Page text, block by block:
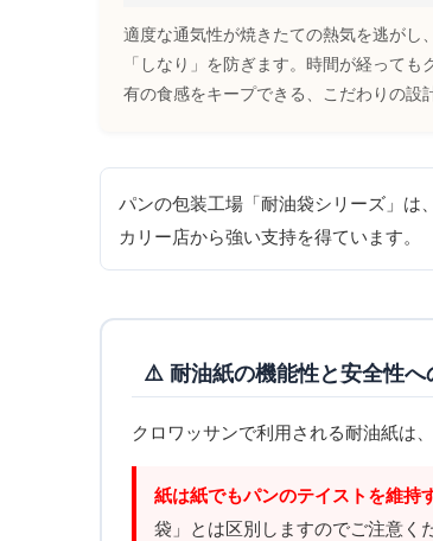
適度な通気性が焼きたての熱気を逃がし
「しなり」を防ぎます。時間が経っても
有の食感をキープできる、こだわりの設
パンの包装工場「耐油袋シリーズ」は
カリー店から強い支持を得ています。
⚠️ 耐油紙の機能性と安全性へ
クロワッサンで利用される耐油紙は、
紙は紙でもパンのテイストを維持
袋」とは区別しますのでご注意く